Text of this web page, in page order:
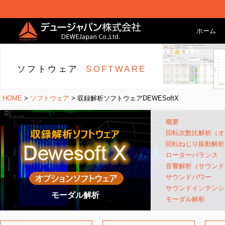
ホーム
ソフトウェア SOFTWARE
HOME > ソフトウェア > 収録解析ソフトウェアDEWESoftX
モーダル解析
概要
回転次数比解析（
回転ねじり振動解
ローターバランス
音響解析（サウン
サウンドパワー
サウンドインテン
モーダル解析